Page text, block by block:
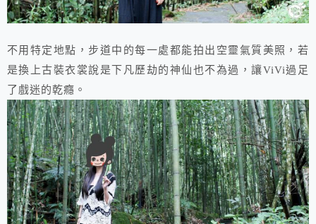
不用特定地點，步道中的每一處都能拍出空靈氣質美照，若
是換上古裝衣裳說是下凡歷劫的神仙也不為過，讓ViVi過足
了戲迷的乾癮。